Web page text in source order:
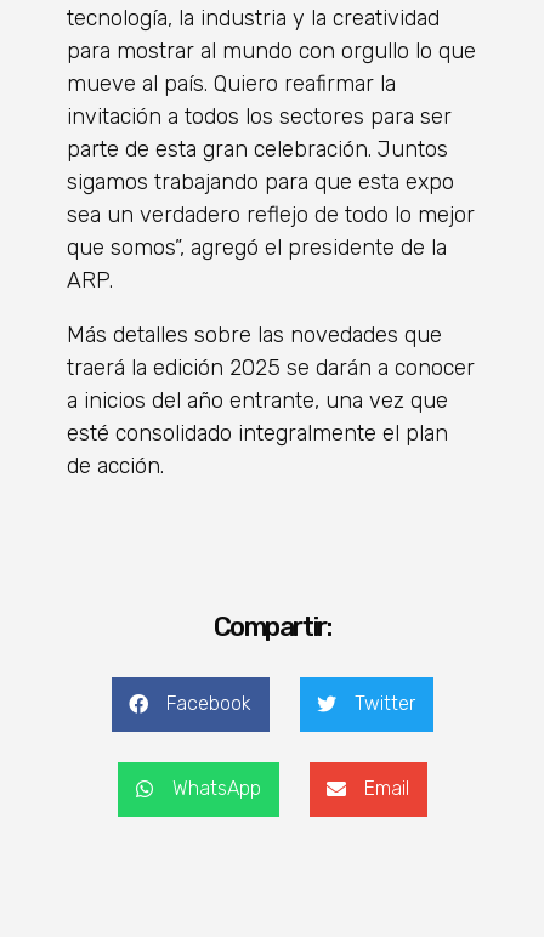
tecnología, la industria y la creatividad
para mostrar al mundo con orgullo lo que
mueve al país. Quiero reafirmar la
invitación a todos los sectores para ser
parte de esta gran celebración. Juntos
sigamos trabajando para que esta expo
sea un verdadero reflejo de todo lo mejor
que somos”, agregó el presidente de la
ARP.
Más detalles sobre las novedades que
traerá la edición 2025 se darán a conocer
a inicios del año entrante, una vez que
esté consolidado integralmente el plan
de acción.
Compartir:
Facebook Twitter
WhatsApp Email